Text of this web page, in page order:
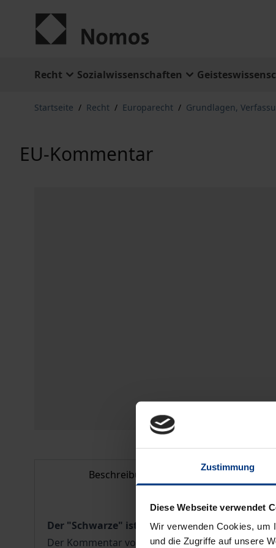
Zustimmung
Diese Webseite verwendet
Wir verwenden Cookies, um
und die Zugriffe auf unsere
Recht Sozialwissenschaften
Startseite / Recht / Europarecht / Grundlagen,
EU-Kommentar
Beschreibung
Der "Schwarze" ist ein "Muss"!
Der Kommentar von Schwarze zum EU-Recht